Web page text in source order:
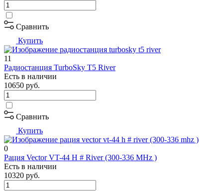
Сравнить
Купить
11
Радиостанция TurboSky T5 River
Есть в наличии
10650 руб.
Сравнить
Купить
0
Рация Vector VT-44 H # River (300-336 MHz )
Есть в наличии
10320 руб.